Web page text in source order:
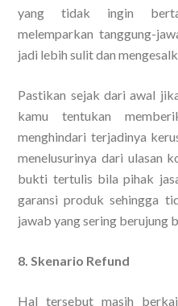
yang tidak ingin
melemparkan tanggung-
jadi lebih sulit dan
Pastikan sejak dari awal
kamu tentukan
menghindari terjadinya
menelusurinya dari ulasan
bukti tertulis bila pihak
garansi produk sehingga
jawab yang sering berujung
8. Skenario Refund
Hal tersebut masih